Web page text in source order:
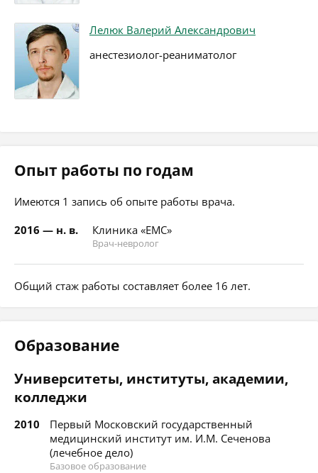
Лелюк Валерий Александрович
анестезиолог-реаниматолог
Опыт работы по годам
Имеются 1 запись об опыте работы врача.
2016 — н. в.
Клиника «ЕМС»
Врач-невролог
Общий стаж работы составляет более 16 лет.
Образование
Университеты, институты, академии,
колледжи
2010
Первый Московский государственный
медицинский институт им. И.М. Сеченова
(лечебное дело)
Базовое образование